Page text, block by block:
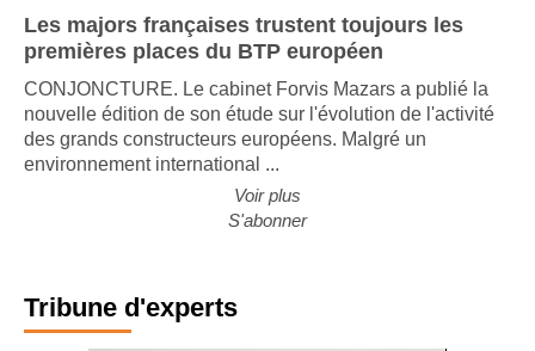
Les majors françaises trustent toujours les
premières places du BTP européen
CONJONCTURE. Le cabinet Forvis Mazars a publié la
nouvelle édition de son étude sur l'évolution de l'activité
des grands constructeurs européens. Malgré un
Voir plus
Tribune d'experts